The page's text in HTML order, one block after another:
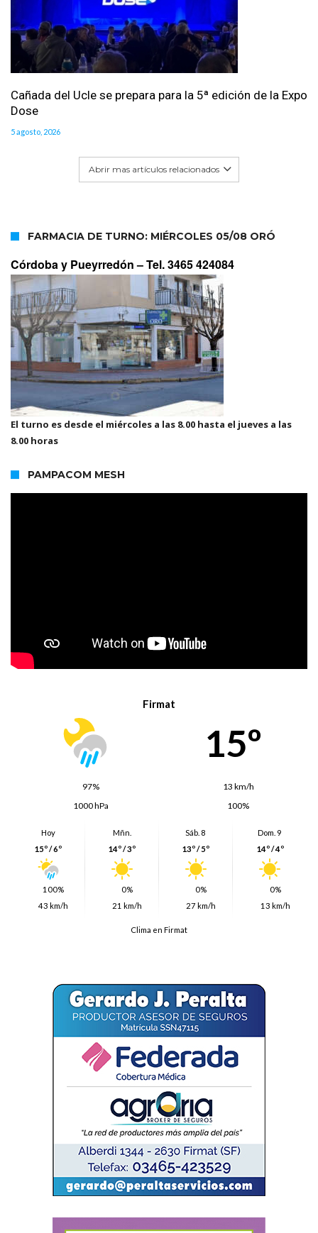
Cañada del Ucle se prepara para la 5ª edición de la Expo
Dose
5 agosto, 2026
Abrir mas artículos relacionados
FARMACIA DE TURNO: MIÉRCOLES 05/08 ORÓ
Córdoba y Pueyrredón –Tel. 3465 424084
El turno es desde el miércoles a las 8.00 hasta el jueves a las
8.00 horas
PAMPACOM MESH
Firmat
15º
97%
13 km/h
1000 hPa
100%
Hoy
15º / 6º
100%
43 km/h
Mñn.
14º / 3º
0%
21 km/h
Sáb. 8
13º / 5º
0%
27 km/h
Dom. 9
14º / 4º
0%
13 km/h
Clima en Firmat